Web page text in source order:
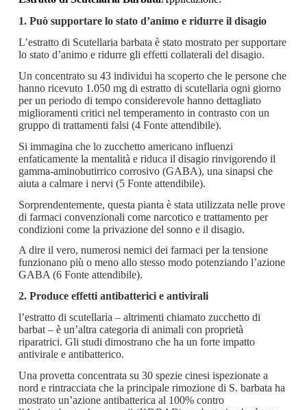
1. Può supportare lo stato d’animo e ridurre il disagio
L’estratto di Scutellaria barbata è stato mostrato per supportare
lo stato d’animo e ridurre gli effetti collaterali del disagio.
Un concentrato su 43 individui ha scoperto che le persone che
hanno ricevuto 1.050 mg di estratto di scutellaria ogni giorno
per un periodo di tempo considerevole hanno dettagliato
miglioramenti critici nel temperamento in contrasto con un
gruppo di trattamenti falsi (4 Fonte attendibile).
Si immagina che lo zucchetto americano influenzi
enfaticamente la mentalità e riduca il disagio rinvigorendo il
gamma-aminobutirrico corrosivo (GABA), una sinapsi che
aiuta a calmare i nervi (5 Fonte attendibile).
Sorprendentemente, questa pianta è stata utilizzata nelle prove
di farmaci convenzionali come narcotico e trattamento per
condizioni come la privazione del sonno e il disagio.
A dire il vero, numerosi nemici dei farmaci per la tensione
funzionano più o meno allo stesso modo potenziando l’azione
GABA (6 Fonte attendibile).
2. Produce effetti antibatterici e antivirali
l’estratto di scutellaria – altrimenti chiamato zucchetto di
barbat – è un’altra categoria di animali con proprietà
riparatrici. Gli studi dimostrano che ha un forte impatto
antivirale e antibatterico.
Una provetta concentrata su 30 spezie cinesi ispezionate a
nord e rintracciata che la principale rimozione di S. barbata ha
mostrato un’azione antibatterica al 100% contro